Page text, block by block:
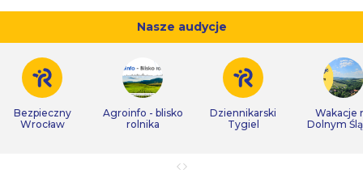
Nasze audycje
Bezpieczny
Wrocław
Agroinfo - blisko
rolnika
Dziennikarski
Tygiel
Wakacje
Dolnym